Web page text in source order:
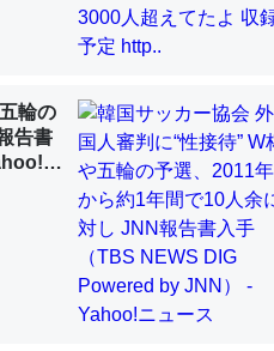
不利だから両方が拮抗してるので
ミグモ）はカルシウムを使わずキ
ないのか」に関する新仮説
輪の
告書
ニ